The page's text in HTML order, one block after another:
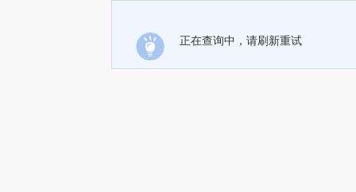
正在查询中，请刷新重试